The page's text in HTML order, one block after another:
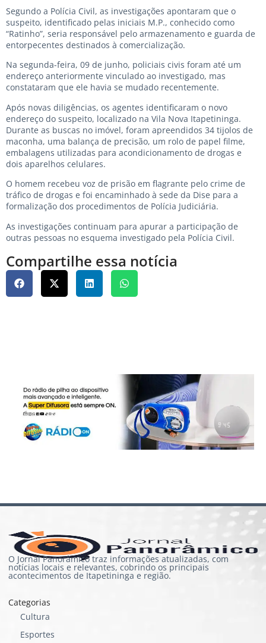
Segundo a Polícia Civil, as investigações apontaram que o
suspeito, identificado pelas iniciais M.P., conhecido como
“Ratinho”, seria responsável pelo armazenamento e guarda de
entorpecentes destinados à comercialização.
Na segunda-feira, 09 de junho, policiais civis foram até um
endereço anteriormente vinculado ao investigado, mas
constataram que ele havia se mudado recentemente.
Após novas diligências, os agentes identificaram o novo
endereço do suspeito, localizado na Vila Nova Itapetininga.
Durante as buscas no imóvel, foram apreendidos 34 tijolos de
maconha, uma balança de precisão, um rolo de papel filme,
embalagens utilizadas para acondicionamento de drogas e
dois aparelhos celulares.
O homem recebeu voz de prisão em flagrante pelo crime de
tráfico de drogas e foi encaminhado à sede da Dise para a
formalização dos procedimentos de Polícia Judiciária.
As investigações continuam para apurar a participação de
outras pessoas no esquema investigado pela Polícia Civil.
Compartilhe essa notícia
O Jornal Panorâmico traz informações atualizadas, com
notícias locais e relevantes, cobrindo os principais
acontecimentos de Itapetininga e região.
Categorias
Cultura
Esportes